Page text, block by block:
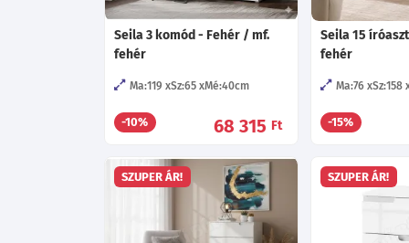
Seila 3 komód - Fehér / mf.
fehér
Ma:119 Sz:65 Mé:40cm
-10% 68 315 Ft
Seila 15
fehér
Ma:76 Sz:158
-15%
SZUPER ÁR! SZUPER ÁR!